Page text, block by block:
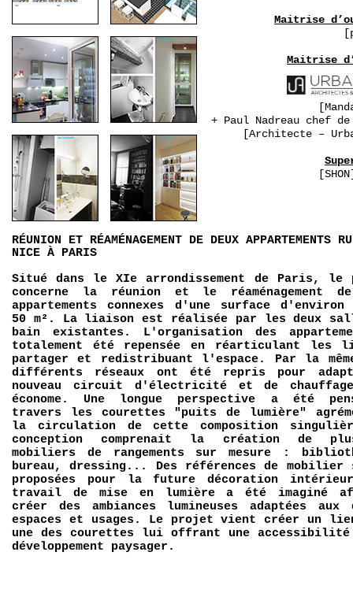
Maitrise
Maitrise
+ Paul Nadreau chef
[Architecte –
RÉUNION ET RÉAMÉNAGEMENT DE DEUX APPARTEMENTS
NICE À PARIS
Situé dans le XIe arrondissement de Paris, le
concerne la réunion et le réaménagement
appartements connexes d'une surface
50 m². La liaison est réalisée par les deux
bain existantes. L'organisation des
totalement été repensée en réarticulant les
partager et redistribuant l'espace. Par la
différents réseaux ont été repris pour
nouveau circuit d'électricité et de
économe. Une longue perspective a été
travers les courettes "puits de lumière"
la circulation de cette composition
conception comprenait la création de
mobiliers de rangements sur mesure :
bureau, dressing... Des références de mobilier
proposées pour la future décoration
travail de mise en lumière a été imaginé
créer des ambiances lumineuses adaptées aux
espaces et usages. Le projet vient créer un
une des courettes lui offrant une
développement paysager.